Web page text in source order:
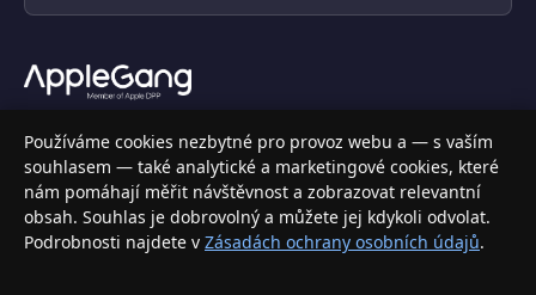
Váš specializovaný obchod s Apple produkty, příslušenstvím a
elektronikou. Nakupujte bezpečně a s jistotou.
INFORMACE
Doprava a doručení
Používáme cookies nezbytné pro provoz webu a — s vaším
souhlasem — také analytické a marketingové cookies, které
nám pomáhají měřit návštěvnost a zobrazovat relevantní
obsah. Souhlas je dobrovolný a můžete jej kdykoli odvolat.
Podrobnosti najdete v Zásadách ochrany osobních údajů.